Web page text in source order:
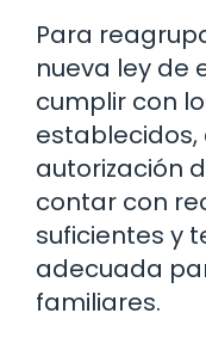
Para
nueva ley de
cumplir con
autorización
contar con
suficientes y
adecuada
familiares.